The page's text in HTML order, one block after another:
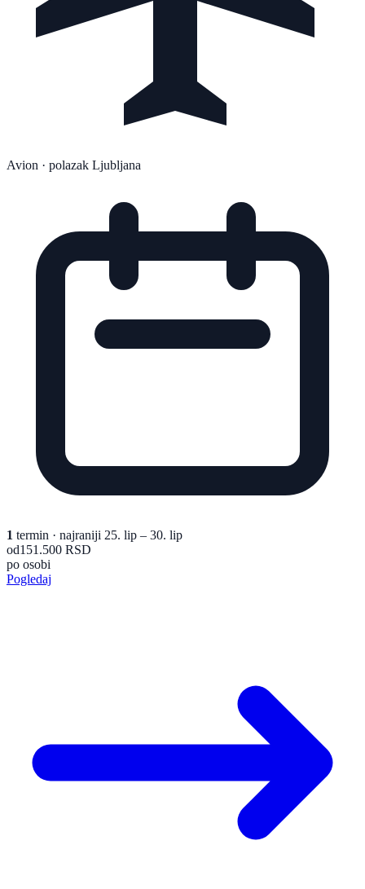
Avion · polazak Ljubljana
1 termin · najraniji 25. lip – 30. lip
od151.500 RSD
po osobi
Pogledaj